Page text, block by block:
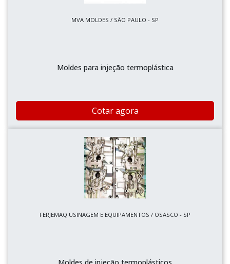
MVA MOLDES / SÃO PAULO - SP
Moldes para injeção termoplástica
Cotar agora
FERJEMAQ USINAGEM E EQUIPAMENTOS / OSASCO - SP